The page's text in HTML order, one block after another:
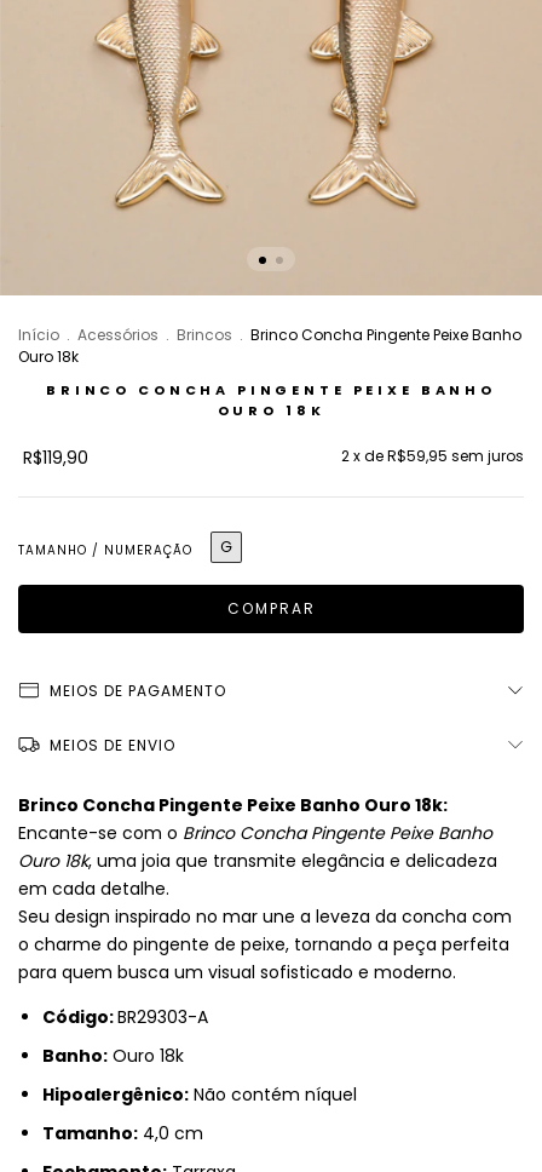
Início . Acessórios . Brincos . Brinco Concha Pingente Peixe Banho
Ouro 18k
BRINCO CONCHA PINGENTE PEIXE BANHO
OURO 18K
R$119,90 2x deR$59,95 sem juros
TAMANHO / NUMERAÇÃO G
MEIOS DE PAGAMENTO
MEIOS DE ENVIO
Brinco Concha Pingente Peixe Banho Ouro 18k:
Encante-se com o Brinco Concha Pingente Peixe Banho
Ouro 18k, uma joia que transmite elegância e delicadeza
em cada detalhe.
Seu design inspirado no mar une a leveza da concha com
o charme do pingente de peixe, tornando a peça perfeita
para quem busca um visual sofisticado e moderno.
Código:BR29303-A
Banho: Ouro 18k
Hipoalergênico: Não contém níquel
Tamanho: 4,0 cm